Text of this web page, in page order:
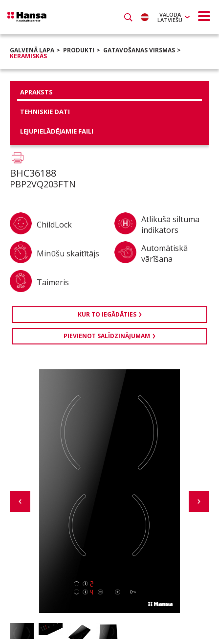
VALODA
LATVIEŠU
GALVENĀ LAPA PRODUKTI GATAVOŠANAS VIRSMAS
KERAMISKĀS
APRAKSTS
TEHNISKIE DATI
LEJUPIELĀDĒJAMIE FAILI
BHC36188
PBP2VQ203FTN
ChildLock
Atlikušā siltuma
indikators
Minūšu skaitītājs
Automātiskā
vārīšana
Taimeris
KUR TO IEGĀDĀTIES
PIEVIENOT SALĪDZINĀJUMAM